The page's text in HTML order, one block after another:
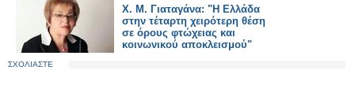
Χ. Μ. Γιαταγάνα: "Η Ελλάδα
στην τέταρτη χειρότερη θέση
σε όρους φτώχειας και
κοινωνικού αποκλεισμού"
ΣΧΟΛΙΑΣΤΕ